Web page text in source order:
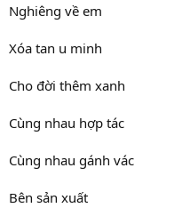
Nghiêng về em
Xóa tan u minh
Cho đời thêm xanh
Cùng nhau hợp tác
Cùng nhau gánh vác
Bên sản xuất